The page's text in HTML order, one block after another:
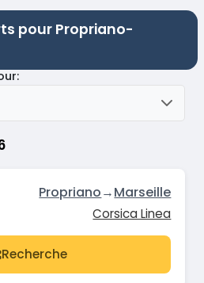
pour Propriano-
:
Propriano→Marseille
Corsica Linea
Recherche